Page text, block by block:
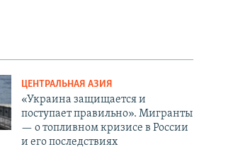
ЦЕНТРАЛЬНАЯ АЗИЯ
«Украина защищается и
поступает правильно». Мигранты
— о топливном кризисе в России
и его последствиях